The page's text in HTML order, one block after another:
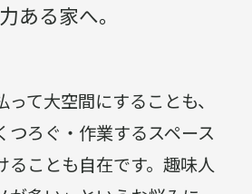
ある家へ。
て大空間にすることも、
つろぐ・作業するスペース
ることも自在です。趣味人